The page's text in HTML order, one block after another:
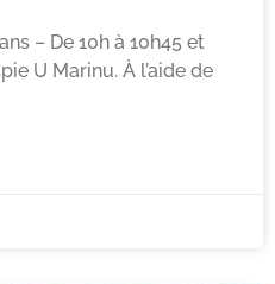
– De 10h à 10h45 et
U Marinu. À l’aide de